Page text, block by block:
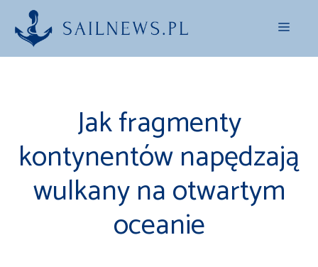
Przejdź
treści
Menu
Jak fragmenty
kontynentów napędzają
wulkany na otwartym
oceanie